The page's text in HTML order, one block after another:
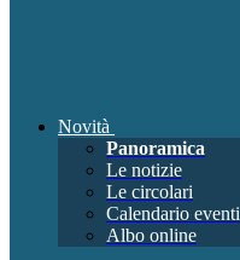
Novità
Panoramica
Le notizie
Le circolari
Calendario eventi
Albo online